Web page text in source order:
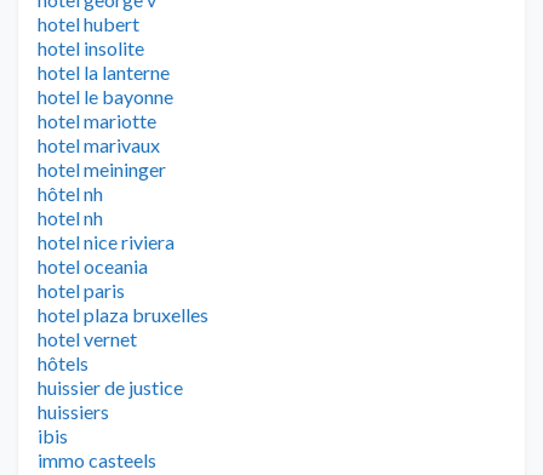
hotel hubert
hotel insolite
hotel la lanterne
hotel le bayonne
hotel mariotte
hotel marivaux
hotel meininger
hôtel nh
hotel nh
hotel nice riviera
hotel oceania
hotel paris
hotel plaza bruxelles
hotel vernet
hôtels
huissier de justice
huissiers
ibis
immo casteels